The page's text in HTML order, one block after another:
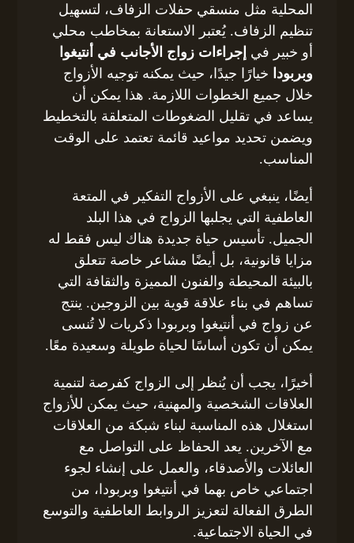
المحلية مثل منسقي حفلات الزفاف، لتسهيل
تنظيم الزفاف. يُعتبر الاستعانة بمخاطب محلي
أو خبير في إجراءات زواج الأجانب في أنتيغوا
وبربودا خيارًا جيدًا، حيث يمكنه توجيه الأزواج
خلال جميع الخطوات اللازمة. هذا يمكن أن
يساعد في تقليل الضغوطات المتعلقة بالتخطيط
ويضمن تحديد مواعيد قائمة تعتمد على الوقت
المناسب.
أيضًا، ينبغي على الأزواج التفكير في المتعة
العاطفية التي يجلبها الزواج في هذا البلد
الجميل. تأسيس حياة جديدة هناك ليس فقط له
مزايا قانونية، بل أيضًا مشاعر خاصة تتعلق
بالبيئة المحيطة والفنون المميزة والثقافة التي
تساهم في بناء علاقة قوية بين الزوجين. ينتج
عن زواج في أنتيغوا وبربودا ذكريات لا تُنسى
يمكن أن تكون أساسًا لحياة طويلة وسعيدة معًا.
أخيرًا، يجب أن يُنظر إلى الزواج كفرصة لتنمية
العلاقات الشخصية والمهنية، حيث يمكن للأزواج
استغلال هذه المناسبة لبناء شبكة من العلاقات
مع الآخرين. يعد الحفاظ على التواصل مع
العائلات والأصدقاء، والعمل على إنشاء لجوء
اجتماعي خاص بهما في أنتيغوا وبربودا، من
الطرق الفعالة لتعزيز الروابط العاطفية والتوسع
في الحياة الاجتماعية.